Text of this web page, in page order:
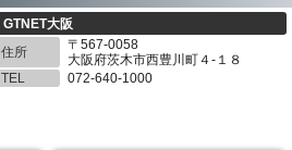
GTNET大阪
住所
〒567-0058
大阪府茨木市西豊川町４-１８
TEL
072-640-1000